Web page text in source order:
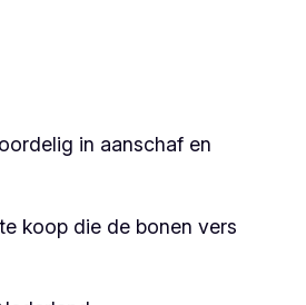
in aanschaf en
koop die de bonen vers